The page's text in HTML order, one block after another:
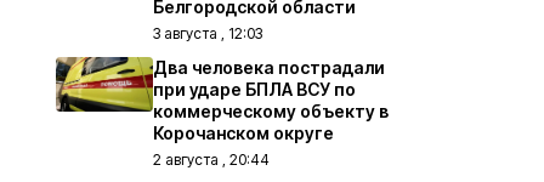
Белгородской области
3 августа , 12:03
Два человека пострадали
при ударе БПЛА ВСУ по
коммерческому объекту в
Корочанском округе
2 августа , 20:44